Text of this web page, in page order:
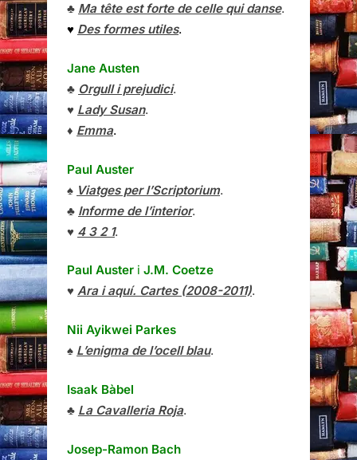
♣ Ma tête est forte de celle qui danse.
♥ Des formes utiles.
Jane Austen
♣ Orgull i prejudici.
♥ Lady Susan.
♦ Emma.
Paul Auster
♠ Viatges per l’Scriptorium.
♣ Informe de l’interior.
♥ 4 3 2 1.
Paul Auster i J.M. Coetze
♥ Ara i aquí. Cartes (2008-2011).
Nii Ayikwei Parkes
♠ L’enigma de l’ocell blau.
Isaak Bàbel
♣ La Cavalleria Roja.
Josep-Ramon Bach